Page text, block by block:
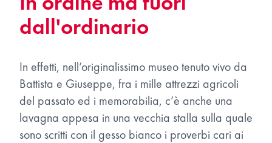
dall'ordinario
In effetti, nell’originalissimo museo tenuto vivo da
Battista e Giuseppe, fra i mille attrezzi agricoli
del passato ed i memorabilia, c’è anche una
lavagna appesa in una vecchia stalla sulla quale
sono scritti con il gesso bianco i proverbi cari ai